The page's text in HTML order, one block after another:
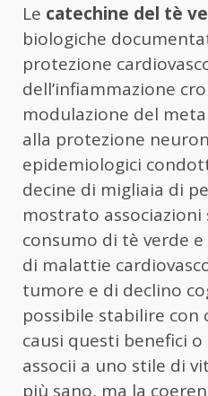
Le catechine del tè
biologiche
protezione
dell’infiammazione
modulazione del
alla protezione
epidemiologici
decine di migliaia di
mostrato
consumo di tè verde
di malattie
tumore e di declino
possibile stabilire con
causi questi benefici
associi a uno stile di
più sano, ma la